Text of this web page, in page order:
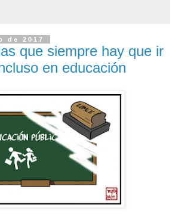
de 2017
que siempre hay que ir
en educación